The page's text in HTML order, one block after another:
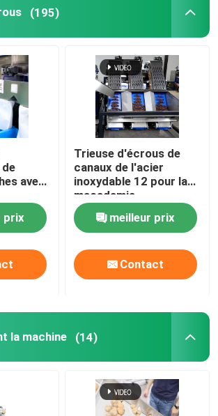
la machine
écossant la machine
(195)
avec
prix
Trieuse d'écrous de
canaux de l'acier
inoxydable 12 pour la
macadamia
meilleur prix
Contact
la machine (14)